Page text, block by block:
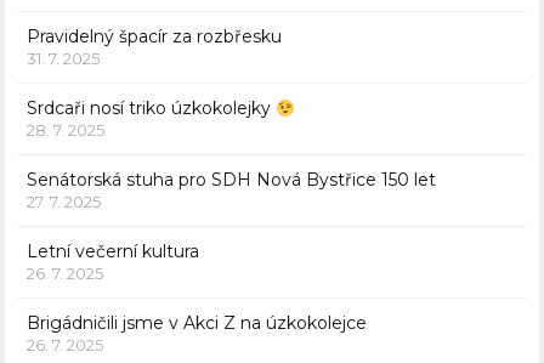
Pravidelný špacír za rozbřesku
31. 7. 2025
Srdcaři nosí triko úzkokolejky
28. 7. 2025
Senátorská stuha pro SDH Nová Bystřice 150 let
27. 7. 2025
Letní večerní kultura
26. 7. 2025
Brigádničili jsme v Akci Z na úzkokolejce
26. 7. 2025